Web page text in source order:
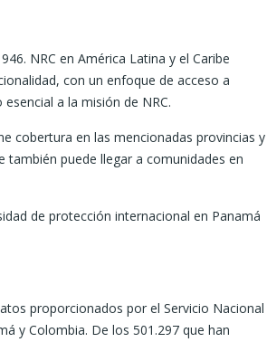
NRC en América Latina y el Caribe
con un enfoque de acceso a
a la misión de NRC.
cobertura en las mencionadas provincias y
puede llegar a comunidades en
de protección internacional en Panamá
proporcionados por el Servicio Nacional
y Colombia. De los 501.297 que han